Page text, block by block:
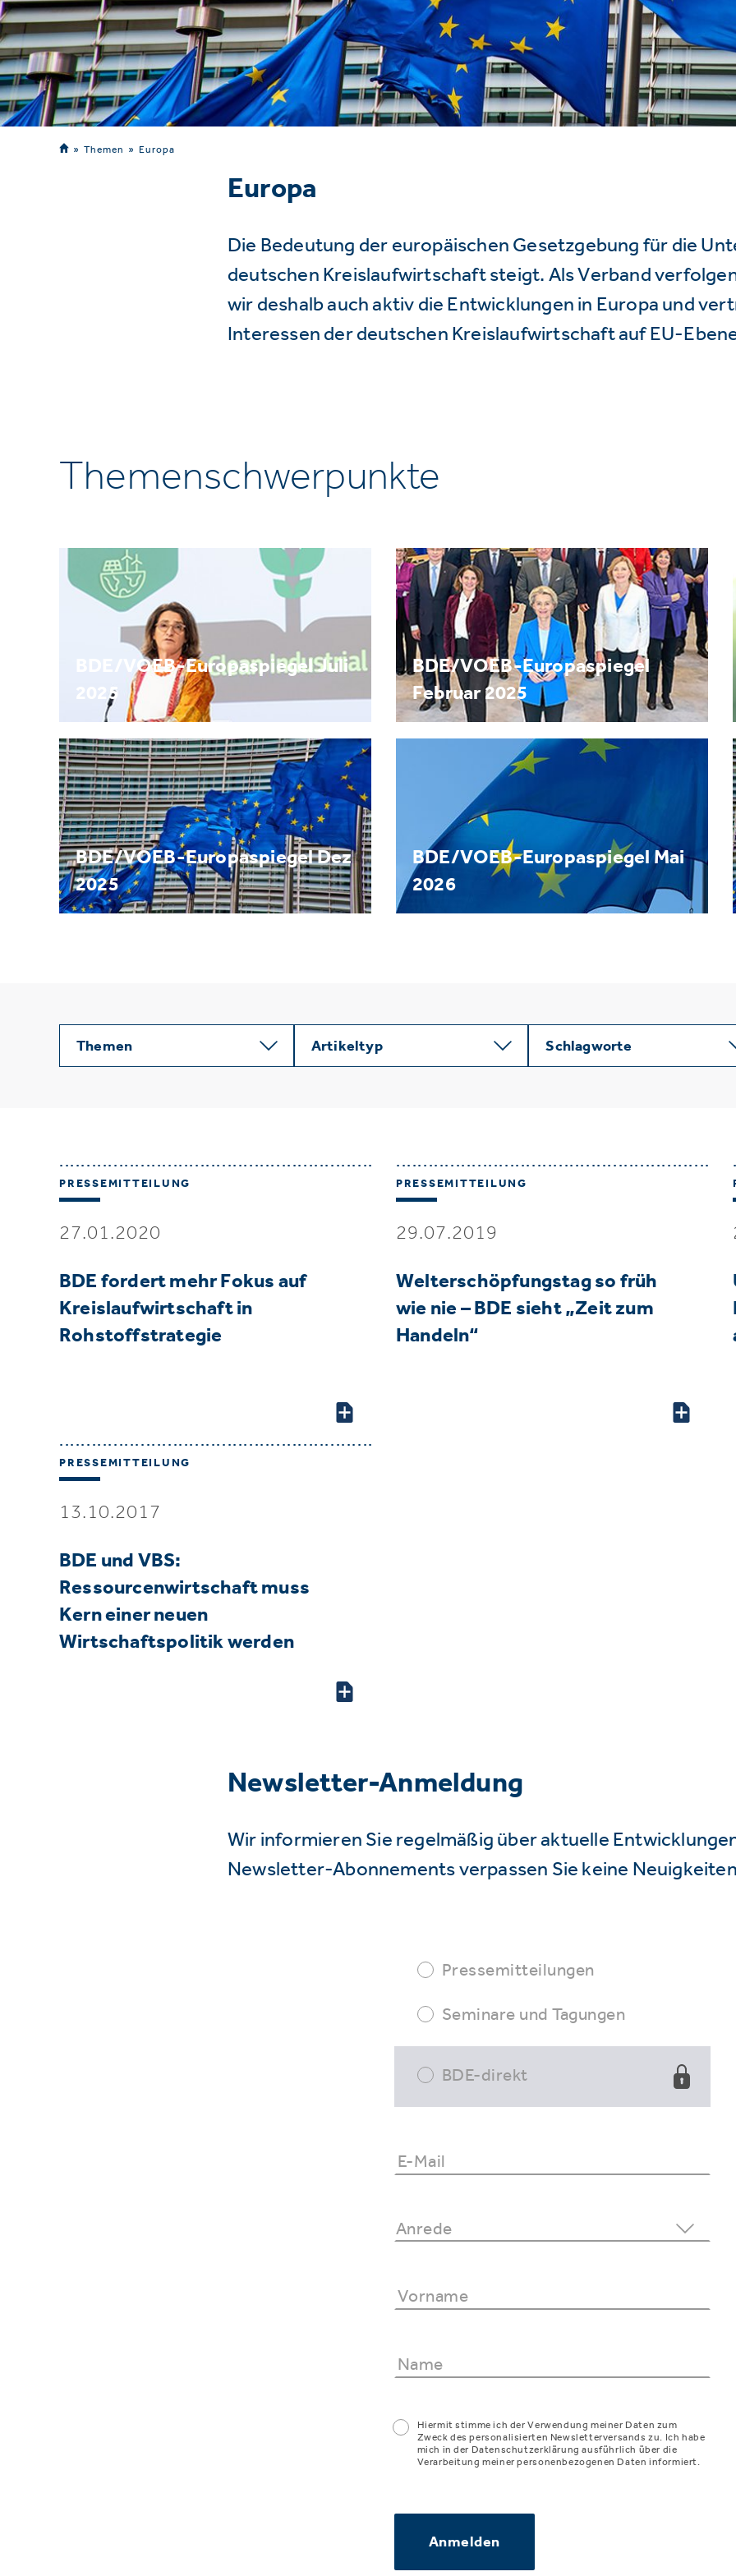
Themen Europa
Europa
Die Bedeutung der europäischen Gesetzgebung für die
deutschen Kreislaufwirtschaft steigt. Als Verband
wir deshalb auch aktiv die Entwicklungen in Europa und
Interessen der deutschen Kreislaufwirtschaft auf EU-
Themenschwerpunkte
BDE/VOEB-Europaspiegel Juli
2025
BDE/VOEB-Europaspiegel
Februar 2025
BDE/VOEB-Europaspiegel Dez
2025
BDE/VOEB-Europaspiegel Mai
2026
Themen Artikeltyp Schlagworte
PRESSEMITTEILUNG
27.01.2020
BDE fordert mehr Fokus auf
Kreislaufwirtschaft in
Rohstoffstrategie
PRESSEMITTEILUNG
29.07.2019
Welterschöpfungstag so früh
wie nie – BDE sieht „Zeit zum
Handeln“
PRESSEMITTEILUNG
13.10.2017
BDE und VBS:
Ressourcenwirtschaft muss
Kern einer neuen
Wirtschaftspolitik werden
Newsletter-Anmeldung
Wir informieren Sie regelmäßig über aktuelle
Newsletter-Abonnements verpassen Sie keine
Pressemitteilungen
Seminare und Tagungen
BDE-direkt
Hiermit stimme ich der Verwendung meiner Daten zum
Zweck des personalisierten Newsletterversands zu. Ich habe
mich in der Datenschutzerklärung ausführlich über die
Verarbeitung meiner personenbezogenen Daten informiert.
Anmelden